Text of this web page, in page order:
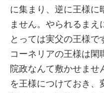
に集まり、逆に王様に
ません。やられるまえ
とっては実父の王様で
コーネリアの王様は閑
院政なんて敷かせま
を王様につけておき、